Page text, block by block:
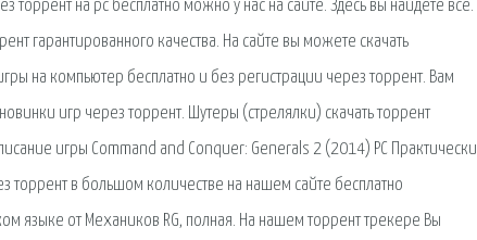
торрент на pc бесплатно можно у нас на сайте. Здесь вы найдете все.
гарантированного качества. На сайте вы можете скачать
на компьютер бесплатно и без регистрации через торрент. Вам
игр через торрент. Шутеры (стрелялки) скачать торрент
игры Command and Conquer: Generals 2 (2014) PC Практически
торрент в большом количестве на нашем сайте бесплатно
языке от Механиков RG, полная. На нашем торрент трекере Вы